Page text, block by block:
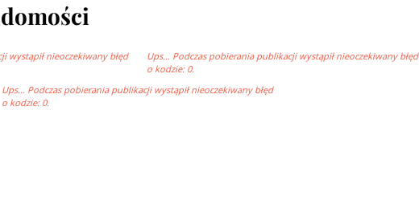
wystąpił nieoczekiwany błęd
Ups… Podczas pobierania publikacji wystąpił nieoczekiwany błęd
o kodzie: 0.
Ups… Podczas pobierania publikacji wystąpił nieoczekiwany błęd
o kodzie: 0.